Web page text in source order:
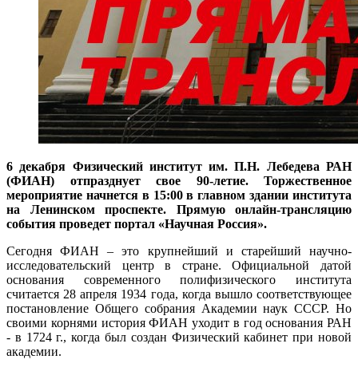
6 декабря Физический институт им. П.Н. Лебедева РАН
(ФИАН) отпразднует свое 90-летие. Торжественное
мероприятие начнется в 15:00 в главном здании института
на Ленинском проспекте. Прямую онлайн-трансляцию
события проведет портал «Научная Россия».
Cегодня ФИАН – это крупнейший и старейший научно-
исследовательский центр в стране. Официальной датой
основания современного полифизического института
считается 28 апреля 1934 года, когда вышло соответствующее
постановление Общего собрания Академии наук СССР. Но
своими корнями история ФИАН уходит в год основания РАН
- в 1724 г., когда был создан Физический кабинет при новой
академии.